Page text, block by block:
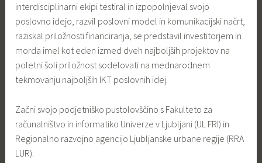
interdisciplinarni ekipi testiral in izpopolnjeval svojo
poslovno idejo, razvil poslovni model in komunikacijski načrt,
raziskal priložnosti financiranja, se predstavil investitorjem in
morda imel kot eden izmed dveh najboljših projektov na
poletni šoli priložnost sodelovati na mednarodnem
tekmovanju najboljših IKT poslovnih idej.
Začni svojo podjetniško pustolovščino s Fakulteto za
računalništvo in informatiko Univerze v Ljubljani (UL FRI) in
Regionalno razvojno agencijo Ljubljanske urbane regije (RRA
LUR).